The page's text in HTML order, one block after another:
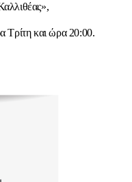
Τρίτη και ώρα 20:00.